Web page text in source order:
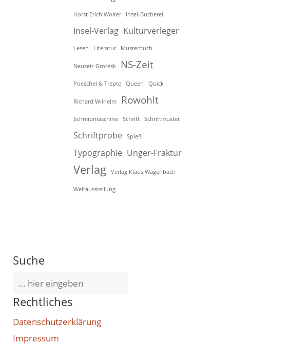
Horst Erich Wolter Insel-Bücherei
Insel-Verlag Kulturverleger
Lesen Literatur Musterbuch
Neuzeit-Grotesk NS-Zeit
Poeschel & Trepte Queen Quick
Richard Wilhelm Rowohlt
Schreibmaschine Schrift Schriftmuster
Schriftprobe Spieß
Typographie Unger-Fraktur
Verlag Verlag Klaus Wagenbach
Weltausstellung
Suche
Suchen
nach:
Rechtliches
Datenschutzerklärung
Impressum